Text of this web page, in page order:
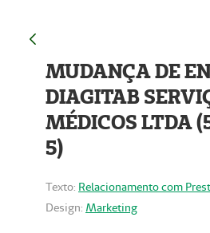
MUDANÇA DE
DIAGITAB
MÉDICOS LTDA
5)
Texto: Relacionamento com
Design: Marketing